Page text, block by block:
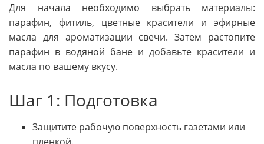
Для начала необходимо выбрать материалы:
парафин, фитиль, цветные красители и эфирные
масла для ароматизации свечи. Затем растопите
парафин в водяной бане и добавьте красители и
масла по вашему вкусу.
Шаг 1: Подготовка
Защитите рабочую поверхность газетами или